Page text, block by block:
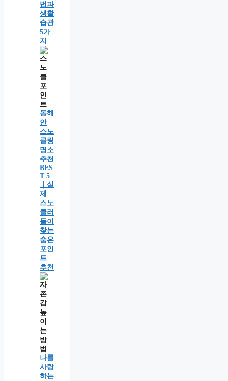
법과
생활
습관
5가
지
동해
안
스노
클링
명소
추천
BES
T 5
｜실
제
스노
클러
들이
찾는
숨은
포인
트
추천
나를
사랑
하는